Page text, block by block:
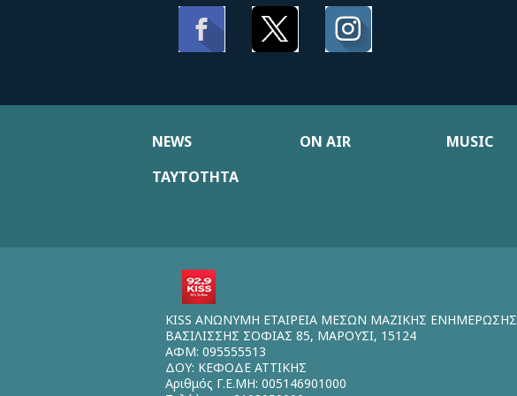
NEWS ON AIR MUSIC
ΤΑΥΤΟΤΗΤΑ
KISS ΑΝΩΝΥΜΗ ΕΤΑΙΡΕΙΑ ΜΕΣΩΝ ΜΑΖΙΚΗΣ ΕΝΗΜΕΡΩΣΗΣ
ΒΑΣΙΛΙΣΣΗΣ ΣΟΦΙΑΣ 85, ΜΑΡΟΥΣΙ, 15124
ΑΦΜ: 095555513
ΔΟΥ: ΚΕΦΟΔΕ ΑΤΤΙΚΗΣ
Αριθμός Γ.Ε.ΜΗ: 005146901000